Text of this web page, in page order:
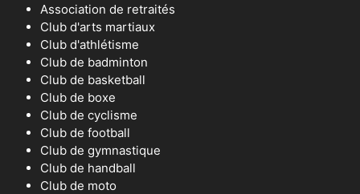
Association de retraités
Club d'arts martiaux
Club d'athlétisme
Club de badminton
Club de basketball
Club de boxe
Club de cyclisme
Club de football
Club de gymnastique
Club de handball
Club de moto